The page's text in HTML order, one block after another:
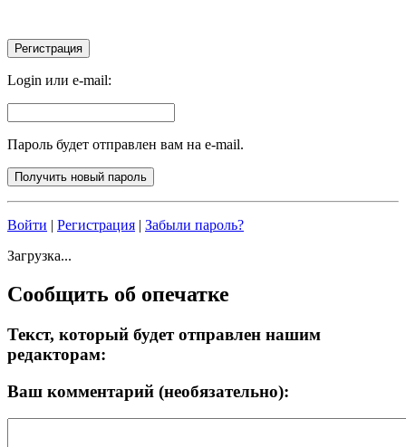
Login или e-mail:
Пароль будет отправлен вам на e-mail.
Войти | Регистрация | Забыли пароль?
Загрузка...
Сообщить об опечатке
Текст, который будет отправлен нашим
редакторам:
Ваш комментарий (необязательно):